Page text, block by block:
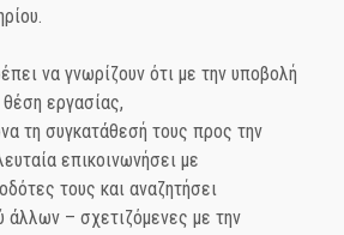
να γνωρίζουν ότι με την υποβολή
θέση εργασίας,
τη συγκατάθεσή τους προς την
επικοινωνήσει με
τους και αναζητήσει
άλλων – σχετιζόμενες με την